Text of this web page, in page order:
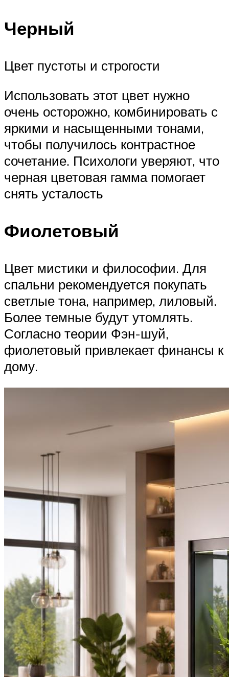
Черный
Цвет пустоты и строгости
Использовать этот цвет нужно
очень осторожно, комбинировать с
яркими и насыщенными тонами,
чтобы получилось контрастное
сочетание. Психологи уверяют, что
черная цветовая гамма помогает
снять усталость
Фиолетовый
Цвет мистики и философии. Для
спальни рекомендуется покупать
светлые тона, например, лиловый.
Более темные будут утомлять.
Согласно теории Фэн-шуй,
фиолетовый привлекает финансы к
дому.